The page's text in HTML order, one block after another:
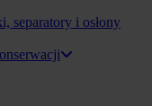
separatory i osłony